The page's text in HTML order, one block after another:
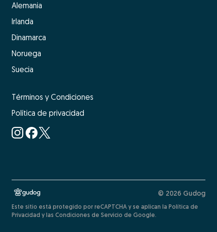
Alemania
Irlanda
Dinamarca
Noruega
Suecia
Términos y Condiciones
Política de privacidad
© 2026 Gudog
Este sitio está protegido por reCAPTCHA y se aplican la Política de
Privacidad y las Condiciones de Servicio de Google.